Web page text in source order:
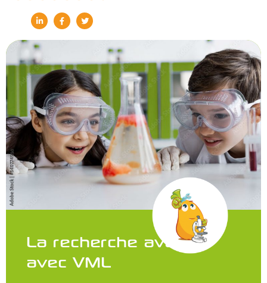
La recherche avance
avec VML